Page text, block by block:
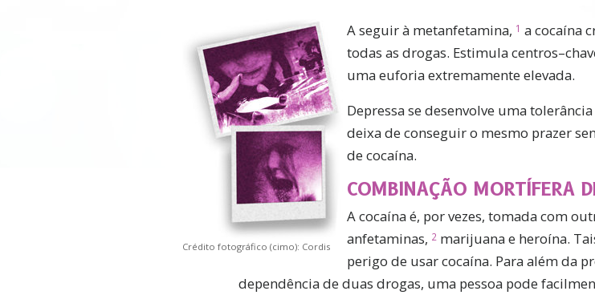
Crédito fotográfico (cimo): Cordis
A seguir à metanfetamina, 1 a cocaína
todas as drogas. Estimula
uma euforia extremamente elevada.
Depressa se desenvolve uma
deixa de conseguir o mesmo prazer
de cocaína.
COMBINAÇÃO MORTÍFERA
A cocaína é, por vezes, tomada com
anfetaminas, 2 marijuana e heroína.
perigo de usar cocaína. Para além da
dependência de duas drogas, uma pessoa pode